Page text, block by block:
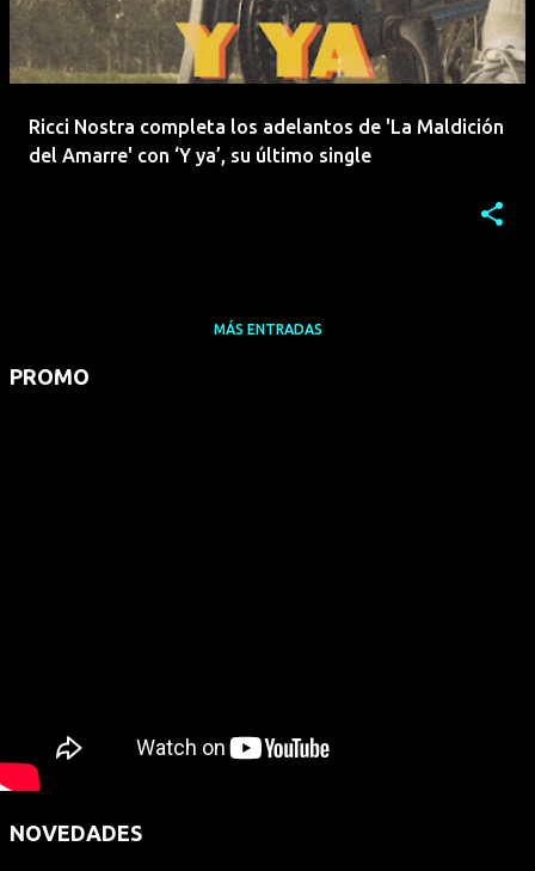
Ricci Nostra completa los adelantos de 'La Maldición
del Amarre' con ‘Y ya’, su último single
MÁS ENTRADAS
PROMO
NOVEDADES